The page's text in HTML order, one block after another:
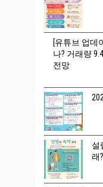
[유튜브 업데
나? 거래량
전망
설
래